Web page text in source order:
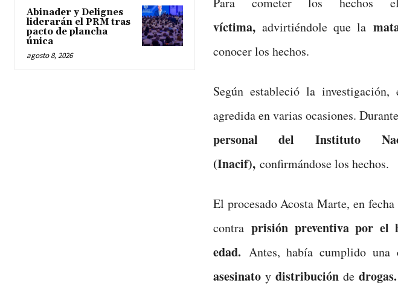
Abinader y Delignes
liderarán el PRM tras
pacto de plancha
única
agosto 8, 2026
víctima,advirtiéndole que la
conocer los hechos.
Según estableció la
agredida en varias ocasiones.
personal del Instituto
(Inacif),confirmándose los hechos.
El procesado Acosta Marte, en fecha
contraprisión preventiva por el
edad. Antes, había cumplido una
asesinato ydistribución dedrogas.